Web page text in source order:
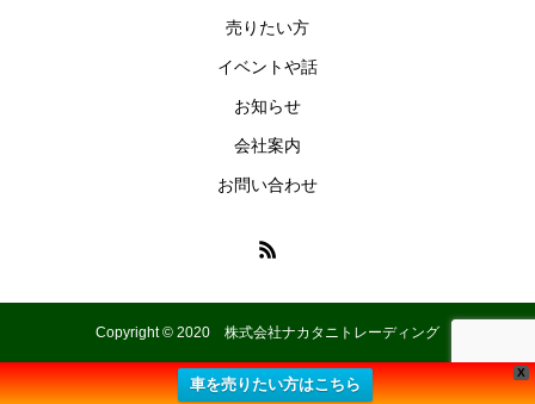
売りたい方
イベントや話
お知らせ
会社案内
お問い合わせ
Copyright © 2020 株式会社ナカタニトレーディング
X
車を売りたい方はこちら